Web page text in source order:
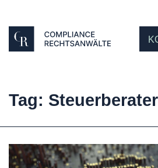
Tag: Steuerberater